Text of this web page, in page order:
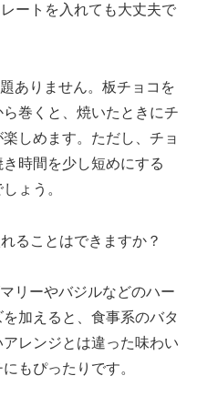
ートを入れても大丈夫で
ありません。板チョコを
巻くと、焼いたときにチ
しめます。ただし、チョ
時間を少し短めにする
ょう。
ることはできますか？
リーやバジルなどのハー
加えると、食事系のバタ
レンジとは違った味わい
もぴったりです。